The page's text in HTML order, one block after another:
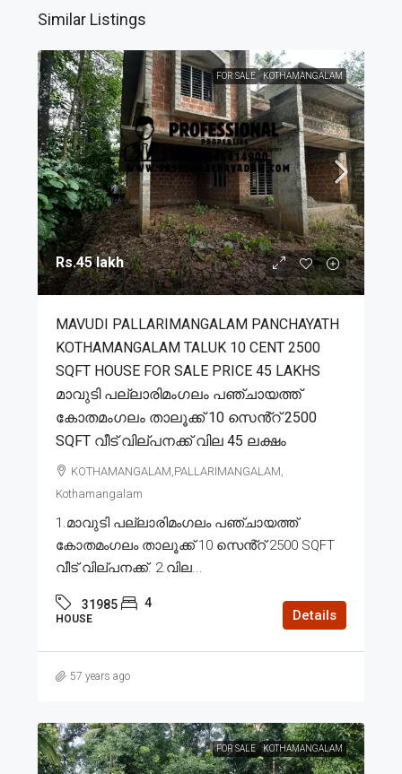
Similar Listings
FOR SALE KOTHAMANGALAM
Rs.45 lakh
MAVUDI PALLARIMANGALAM PANCHAYATH
KOTHAMANGALAM TALUK 10 CENT 2500
SQFT HOUSE FOR SALE PRICE 45 LAKHS
മാവുടി പല്ലാരിമംഗലം പഞ്ചായത്ത്
കോതമംഗലം താലൂക്ക് 10 സെൻ്റ് 2500
SQFT വീട് വില്പനക്ക് വില 45 ലക്ഷം
KOTHAMANGALAM,PALLARIMANGALAM,
Kothamangalam
1.മാവുടി പല്ലാരിമംഗലം പഞ്ചായത്ത്
കോതമംഗലം താലൂക്ക് 10 സെൻ്റ് 2500 SQFT
വീട് വില്പനക്ക്. 2.വില...
31985 4
HOUSE Details
57 years ago
FOR SALE KOTHAMANGALAM